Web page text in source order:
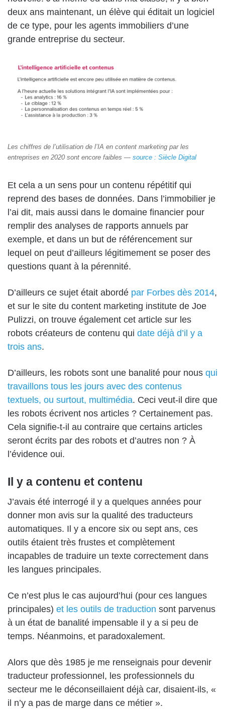
deux ans maintenant, un élève qui éditait un logiciel
de ce type, pour les agents immobiliers d’une
grande entreprise du secteur.
Les chiffres de l’utilisation de l’IA en content marketing par les
entreprises en 2020 sont encore faibles — source : Siècle Digital
Et cela a un sens pour un contenu répétitif qui
reprend des bases de données. Dans l’immobilier je
l’ai dit, mais aussi dans le domaine financier pour
remplir des analyses de rapports annuels par
exemple, et dans un but de référencement sur
lequel on peut d’ailleurs légitimement se poser des
questions quant à la pérennité.
D’ailleurs ce sujet était abordé par Forbes dès 2014,
et sur le site du content marketing institute de Joe
Pulizzi, on trouve également cet article sur les
robots créateurs de contenu qui date déjà d’il y a
trois ans.
D’ailleurs, les robots sont une banalité pour nous qui
travaillons tous les jours avec des contenus
textuels, ou surtout, multimédia. Ceci veut-il dire que
les robots écrivent nos articles ? Certainement pas.
Cela signifie-t-il au contraire que certains articles
seront écrits par des robots et d’autres non ? À
l’évidence oui.
Il y a contenu et contenu
J’avais été interrogé il y a quelques années pour
donner mon avis sur la qualité des traducteurs
automatiques. Il y a encore six ou sept ans, ces
outils étaient très frustes et complètement
incapables de traduire un texte correctement dans
les langues principales.
Ce n’est plus le cas aujourd’hui (pour ces langues
principales) et les outils de traduction sont parvenus
à un état de banalité impensable il y a si peu de
temps. Néanmoins, et paradoxalement.
Alors que dès 1985 je me renseignais pour devenir
traducteur professionnel, les professionnels du
secteur me le déconseillaient déjà car, disaient-ils, «
il n’y a pas de marge dans ce métier ».